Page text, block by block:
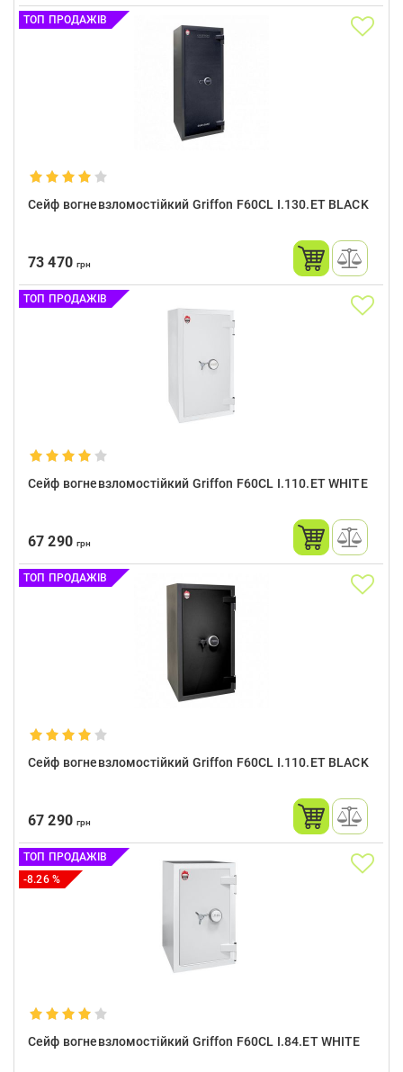
ТОП ПРОДАЖІВ
Сейф вогневзломостійкий Griffon F60CL I.130.ET BLACK
73 470грн
ТОП ПРОДАЖІВ
Сейф вогневзломостійкий Griffon F60CL I.110.ET WHITE
67 290грн
ТОП ПРОДАЖІВ
Сейф вогневзломостійкий Griffon F60CL I.110.ET BLACK
67 290грн
ТОП ПРОДАЖІВ
-8.26 %
Сейф вогневзломостійкий Griffon F60CL I.84.ET WHITE